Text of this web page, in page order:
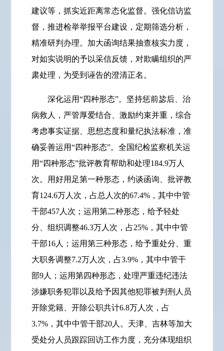
建议等，抓实近距离常态化监督。强化信访监
督，推进检举举报平台建设，定期筛选分析，
精准研判办理。加大函询结果抽查核实力度，
对如实说明的予以采信反馈，对欺瞒组织的严
肃处理，为受到诬告的澄清正名。
深化运用“四种形态”。坚持惩前毖后、治
病救人，严管厚爱结合、激励约束并重，综合
考虑事实证据、思想态度和量纪执法标准，准
确妥善运用“四种形态”。全国纪检监察机关运
用“四种形态”批评教育帮助和处理184.9万人
次。用好用足第一种形态，约谈函询、批评教
育124.6万人次，占总人次的67.4%，其中中管
干部457人次；运用第二种形态，给予轻处
分、组织调整46.3万人次，占25%，其中中管
干部16人；运用第三种形态，给予重处分、重
大职务调整7.2万人次，占3.9%，其中中管干
部9人；运用第四种形态，处理严重违纪违法
涉嫌职务犯罪以及给予因其他犯罪被判刑人员
开除党籍、开除公职共计6.8万人次，占
3.7%，其中中管干部20人。天津、吉林等加大
受处分人员跟踪回访工作力度，充分体现组织